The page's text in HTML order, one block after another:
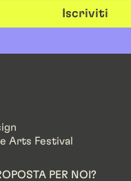
Iscriviti
Arts Festival
PER NOI?